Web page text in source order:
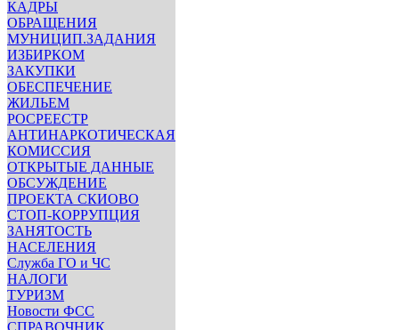
КАДРЫ
ОБРАЩЕНИЯ
МУНИЦИП.ЗАДАНИЯ
ИЗБИРКОМ
ЗАКУПКИ
ОБЕСПЕЧЕНИЕ
ЖИЛЬЕМ
РОСРЕЕСТР
АНТИНАРКОТИЧЕСКАЯ
КОМИССИЯ
ОТКРЫТЫЕ ДАННЫЕ
ОБСУЖДЕНИЕ
ПРОЕКТА СКИОВО
СТОП-КОРРУПЦИЯ
ЗАНЯТОСТЬ
НАСЕЛЕНИЯ
Служба ГО и ЧС
НАЛОГИ
ТУРИЗМ
Новости ФСС
СПРАВОЧНИК